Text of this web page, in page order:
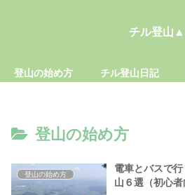
チル登山▲
登山の始め方 チル登山日記
登山の始め方
登山の始め方
電車とバスで
山６選（初心者